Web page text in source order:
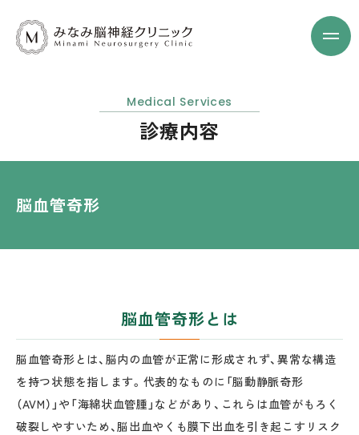
Medical Services
診療内容
脳血管奇形
脳血管奇形とは
脳血管奇形とは、脳内の血管が正常に形成されず、異常な構造
を持つ状態を指します。代表的なものに「脳動静脈奇形
（AVM）」や「海綿状血管腫」などがあり、これらは血管がもろく
破裂しやすいため、脳出血やくも膜下出血を引き起こすリスク